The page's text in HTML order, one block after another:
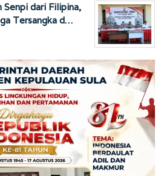
Senpi dari Filipina,
Tersangka d…